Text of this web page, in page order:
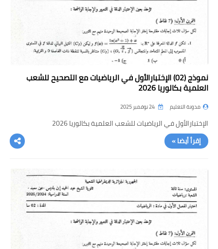
نموذج (02) الإختبارالأول في الرياضيات مع التصحيح للشعب
العلمية بكالوريا 2026
مدونة التعليم
الإختبارالأول في الرياضيات للشعب العلمية بكالوريا 2026
إقرأ أيضا »